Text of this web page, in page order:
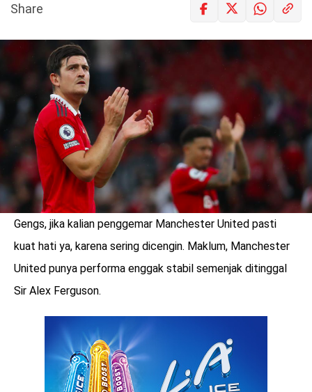
Share
Gengs, jika kalian penggemar Manchester United pasti
kuat hati ya, karena sering dicengin. Maklum, Manchester
United punya performa enggak stabil semenjak ditinggal
Sir Alex Ferguson.